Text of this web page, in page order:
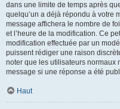
dans une limite de temps après
quelqu’un a déjà répondu à votre
message affichera le nombre de
et l’heure de la modification. Ce
modification effectuée par un
puissent rédiger une raison
noter que les utilisateurs normaux
message si une réponse a été
Haut